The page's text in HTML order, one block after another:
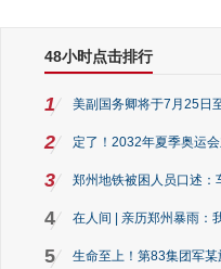
48小时点击排行
1 美副国务卿将于7月25日
2 定了！2032年夏季奥运
3 郑州地铁被困人员口述：
4 在人间 | 亲历郑州暴雨：
5 生命至上！第83集团军